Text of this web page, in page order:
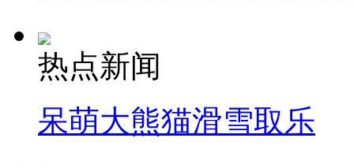
热点新闻
呆萌大熊猫滑雪取乐